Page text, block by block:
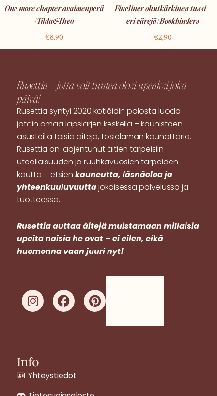
One more chapter avaimenperä
| Tilda&Theo
€8,90
Fineliner ohutkärkinen tussi –
eri värejä | Bookbinders
€2,90
Rusettia – jotta voit tuntea olosiupeaksijoka
päivä!
Rusettia syntyi 2020 kotiäidin palosta luoda
jotain omaa lapsiarjen keskellä – kaunistaen
asusteilla toisia äitejä, tosielämän kaunottaria.
Rusettia on laajentunut äitien tarpeisiin
utealiaisuuden ja ruuhkavuosien tarpeiden
kautta – etsien kauneutta, läsnäoloa ja
yhteenkuuluvuuttajokaisessa palvelussa ja
tuotteessa.
Rusettia auttaa äitejä muistamaan millaisia
upeita naisia he ovat – ei eilen, eikä
huomenna vaan juuri nyt!
I
n
g
r
a
F
a
o
k
P
i
Info
Yhteystiedot